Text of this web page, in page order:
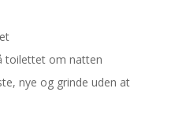
toilettet om natten
nye og grinde uden at